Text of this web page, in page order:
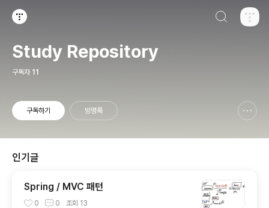
Study Repository
구독자 11
구독하기 방명록
인기글
Spring / MVC 패턴
0 0 조회 13